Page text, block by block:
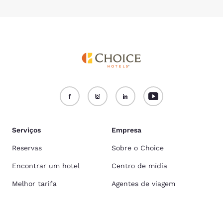
Serviços
Reservas
Encontrar um hotel
Melhor tarifa
Empresa
Sobre o Choice
Centro de mídia
Agentes de viagem